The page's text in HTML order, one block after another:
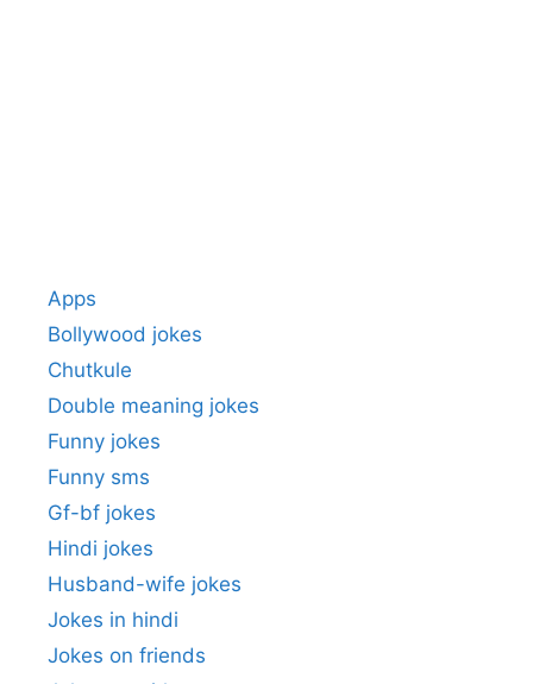
Apps
Bollywood jokes
Chutkule
Double meaning jokes
Funny jokes
Funny sms
Gf-bf jokes
Hindi jokes
Husband-wife jokes
Jokes in hindi
Jokes on friends